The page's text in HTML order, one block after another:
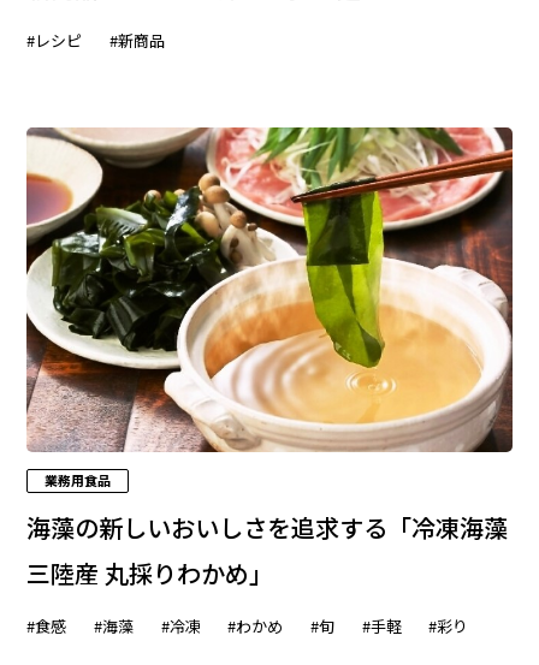
#レシピ #新商品
業務用食品
海藻の新しいおいしさを追求する「冷凍海藻
三陸産 丸採りわかめ」
#食感 #海藻 #冷凍 #わかめ #旬 #手軽 #彩り